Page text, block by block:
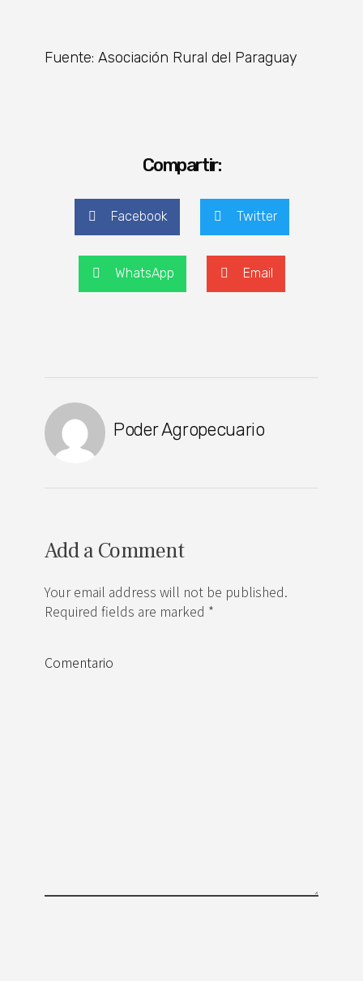
Fuente: Asociación Rural del Paraguay
Compartir:
Facebook Twitter
WhatsApp Email
Poder Agropecuario
Add a Comment
Your email address will not be published.
Required fields are marked *
Comentario